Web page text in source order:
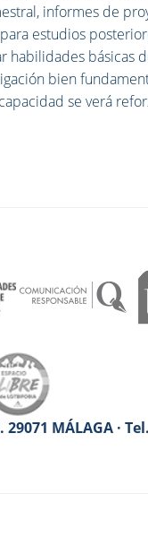
informes de
estudios
habilidades básicas
bien
se verá
MÁLAGA ·